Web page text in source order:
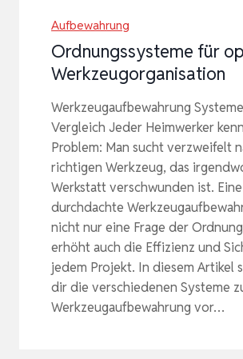
Aufbewahrung
Ordnungssysteme für
Werkzeugorganisation
Werkzeugaufbewahrung
Vergleich Jeder Heimwerker
Problem: Man sucht verzweifelt
richtigen Werkzeug, das
Werkstatt verschwunden ist. Eine
durchdachte
nicht nur eine Frage der
erhöht auch die Effizienz und
jedem Projekt. In diesem Artikel
dir die verschiedenen Systeme
Werkzeugaufbewahrung vor…